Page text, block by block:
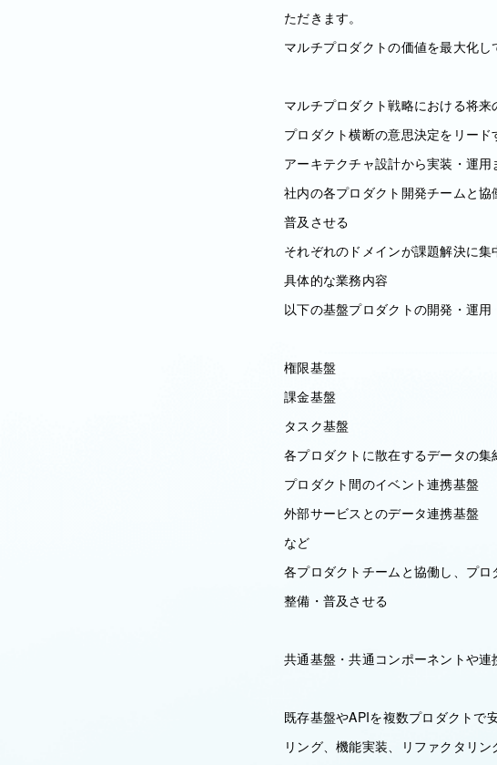
ただきます。
マルチプロダクトの価値を最大化
マルチプロダクト戦略における将
プロダクト横断の意思決定をリード
アーキテクチャ設計から実装・運用
社内の各プロダクト開発チームと
普及させる
それぞれのドメインが課題解決に
具体的な業務内容
以下の基盤プロダクトの開発・運用
権限基盤
課金基盤
タスク基盤
各プロダクトに散在するデータの集
プロダクト間のイベント連携基盤
外部サービスとのデータ連携基盤
など
各プロダクトチームと協働し、プ
整備・普及させる
共通基盤・共通コンポーネントや
既存基盤やAPIを複数プロダクトで
リング、機能実装、リファクタリ